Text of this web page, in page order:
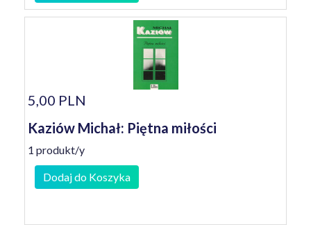
5,00 PLN
Kaziów Michał: Piętna miłości
1 produkt/y
Dodaj do Koszyka